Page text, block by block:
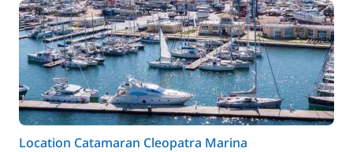
Location Catamaran Cleopatra Marina